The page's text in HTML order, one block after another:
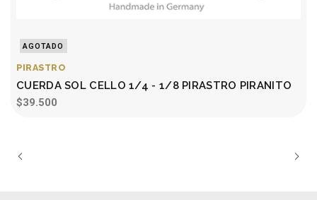
AGOTADO
PIRASTRO
CUERDA SOL CELLO 1/4 - 1/8 PIRASTRO PIRANITO
$39.500